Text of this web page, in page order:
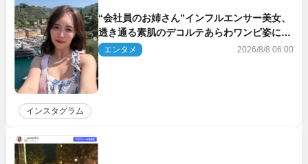
“会社員のお姉さん”インフルエンサー美女、
透き通る素肌のデコルテあらわワンピ姿に反
響エンタメ 2026/8/8 06:00
インスタグラム